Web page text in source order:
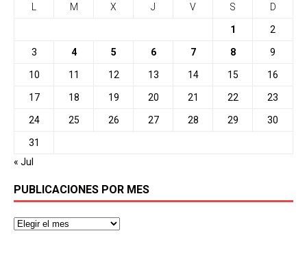
M X J V S D
1 2
3 4 5 6 7 8 9
10 11 12 13 14 15 16
17 18 19 20 21 22 23
24 25 26 27 28 29 30
31
« Jul
PUBLICACIONES POR MES